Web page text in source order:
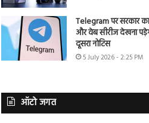
Telegram पर सरकार
और वेब सीरीज देखना
दूसरा नोटिस
5 July 2026 - 2:25 PM
ऑटो जगत